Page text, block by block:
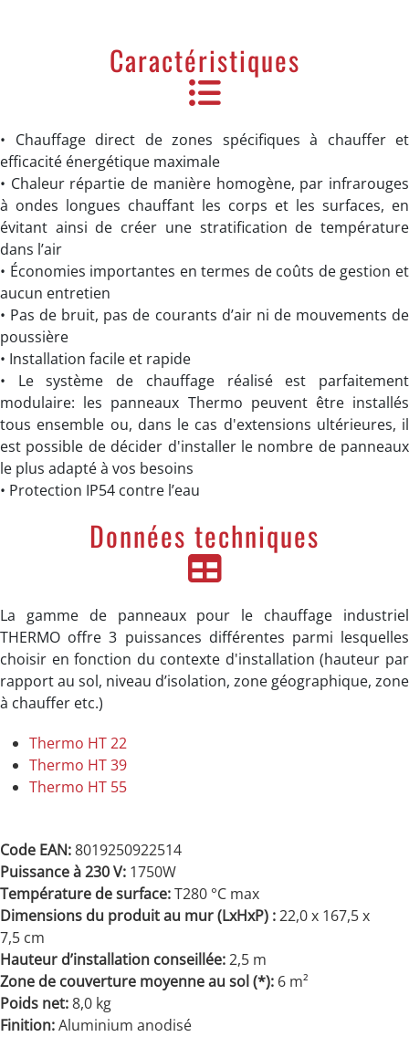
Caractéristiques
• Chauffage direct de zones spécifiques à chauffer et
efficacité énergétique maximale
• Chaleur répartie de manière homogène, par infrarouges
à ondes longues chauffant les corps et les surfaces, en
évitant ainsi de créer une stratification de température
dans l’air
• Économies importantes en termes de coûts de gestion et
aucun entretien
• Pas de bruit, pas de courants d’air ni de mouvements de
poussière
• Installation facile et rapide
• Le système de chauffage réalisé est parfaitement
modulaire: les panneaux Thermo peuvent être installés
tous ensemble ou, dans le cas d'extensions ultérieures, il
est possible de décider d'installer le nombre de panneaux
le plus adapté à vos besoins
• Protection IP54 contre l’eau
Données techniques
La gamme de panneaux pour le chauffage industriel
THERMO offre 3 puissances différentes parmi lesquelles
choisir en fonction du contexte d'installation (hauteur par
rapport au sol, niveau d’isolation, zone géographique, zone
à chauffer etc.)
Thermo HT 22
Thermo HT 39
Thermo HT 55
Code EAN:8019250922514
Puissance à 230 V: 1750W
Température de surface:T280 °C max
Dimensions du produit au mur (LxHxP) :22,0 x 167,5 x
7,5 cm
Hauteur d’installation conseillée:2,5 m
Zone de couverture moyenne au sol (*): 6 m²
Poids net:8,0 kg
Finition:Aluminium anodisé